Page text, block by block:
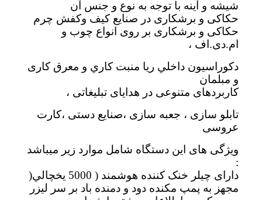
شيشه و آينه با توجه به نوع و جنس آن
حكاكی و برشكاری در صنايع كيف وكفش چرم
حكاكی و برشكاری بر روی انواع چوب و
ام.دی.اف ،
دكوراسيون داخلي ريا منبت كاري و معرق كاری
و مبلمان
كاربردهای متنوعی در هدايای تبليغاتی ،
تابلو سازی ، جعبه سازی ،صنايع دستی ،كارت
عروسی
ويژگی های اين دستگاه شامل موارد زير ميباشد
دارای چيلر خنک كننده هوشمند ( 5000 يخچالي(
مجهز به پمپ مكنده دود و دمنده باد بر سر ليزر